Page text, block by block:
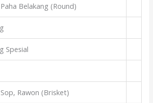
Belakang (Round)
Spesial
Rawon (Brisket)